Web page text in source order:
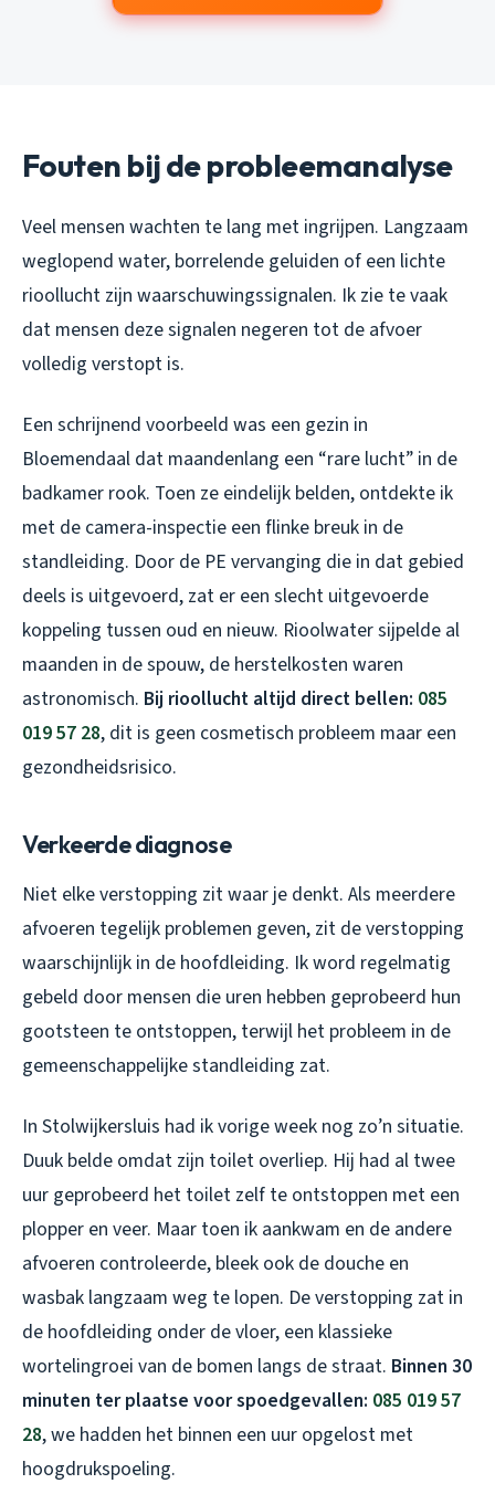
Fouten bij de probleemanalyse
Veel mensen wachten te lang met ingrijpen. Langzaam
weglopend water, borrelende geluiden of een lichte
rioollucht zijn waarschuwingssignalen. Ik zie te vaak
dat mensen deze signalen negeren tot de afvoer
volledig verstopt is.
Een schrijnend voorbeeld was een gezin in
Bloemendaal dat maandenlang een “rare lucht” in de
badkamer rook. Toen ze eindelijk belden, ontdekte ik
met de camera-inspectie een flinke breuk in de
standleiding. Door de PE vervanging die in dat gebied
deels is uitgevoerd, zat er een slecht uitgevoerde
koppeling tussen oud en nieuw. Rioolwater sijpelde al
maanden in de spouw, de herstelkosten waren
astronomisch. Bij rioollucht altijd direct bellen: 085
019 57 28, dit is geen cosmetisch probleem maar een
gezondheidsrisico.
Verkeerde diagnose
Niet elke verstopping zit waar je denkt. Als meerdere
afvoeren tegelijk problemen geven, zit de verstopping
waarschijnlijk in de hoofdleiding. Ik word regelmatig
gebeld door mensen die uren hebben geprobeerd hun
gootsteen te ontstoppen, terwijl het probleem in de
gemeenschappelijke standleiding zat.
In Stolwijkersluis had ik vorige week nog zo’n situatie.
Duuk belde omdat zijn toilet overliep. Hij had al twee
uur geprobeerd het toilet zelf te ontstoppen met een
plopper en veer. Maar toen ik aankwam en de andere
afvoeren controleerde, bleek ook de douche en
wasbak langzaam weg te lopen. De verstopping zat in
de hoofdleiding onder de vloer, een klassieke
wortelingroei van de bomen langs de straat. Binnen 30
minuten ter plaatse voor spoedgevallen: 085 019 57
28, we hadden het binnen een uur opgelost met
hoogdrukspoeling.